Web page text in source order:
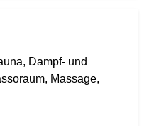
Dampf- und
Massage,